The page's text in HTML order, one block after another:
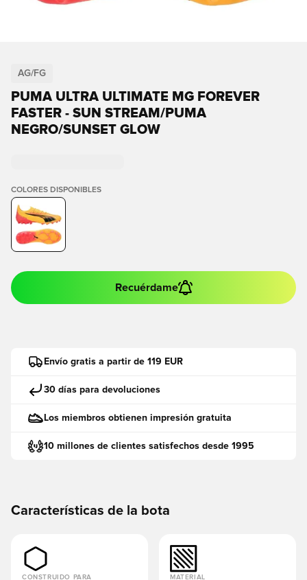
AG/FG
PUMA ULTRA ULTIMATE MG FOREVER
FASTER - SUN STREAM/PUMA
NEGRO/SUNSET GLOW
COLORES DISPONIBLES
Recuérdame
Envío gratis a partir de 119 EUR
30 días para devoluciones
Los miembros obtienen impresión gratuita
10 millones de clientes satisfechos desde 1995
Características de la bota
CONSTRUIDO PARA MATERIAL